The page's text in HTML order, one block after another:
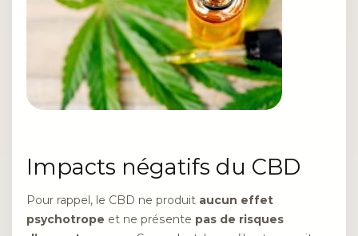
Impacts négatifs du CBD
Pour rappel, le CBD ne produit aucun effet
psychotrope et ne présente pas de risques